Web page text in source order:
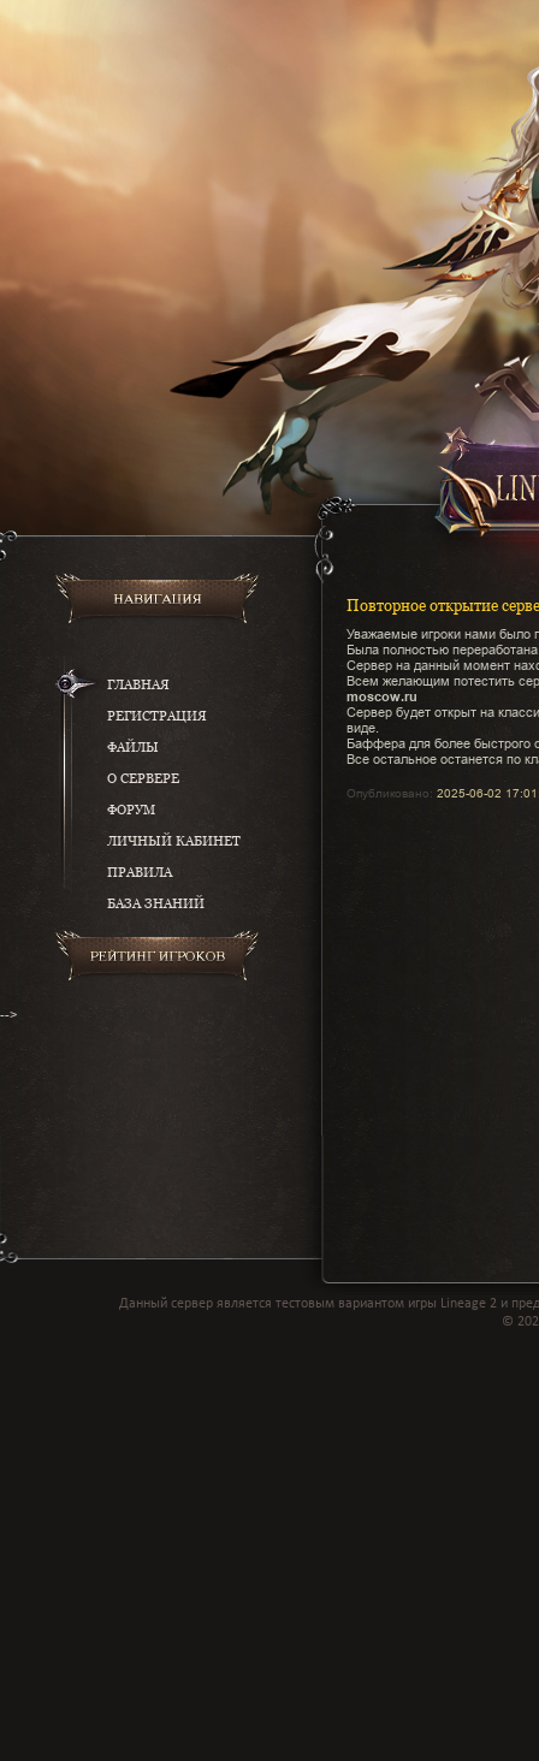
ГЛАВНАЯ
РЕГИСТРАЦИЯ
ФАЙЛЫ
О СЕРВЕРЕ
ФОРУМ
ЛИЧНЫЙ КАБИНЕТ
ПРАВИЛА
БАЗА ЗНАНИЙ
-->
Повторное открытие
Уважаемые игроки нами было
Была полностью
Сервер на данный момент
Всем желающим потестить
moscow.ru
Сервер будет открыт на
виде.
Баффера для более быстрого
Все остальное останется по
Опубликовано: 2025-06-02
Данный сервер является тестовым вариантом игры Lineage 2 и
©